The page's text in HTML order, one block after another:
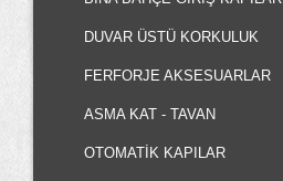
DUVAR ÜSTÜ KORKULUK
FERFORJE AKSESUARLAR
ASMA KAT - TAVAN
OTOMATIK KAPILAR